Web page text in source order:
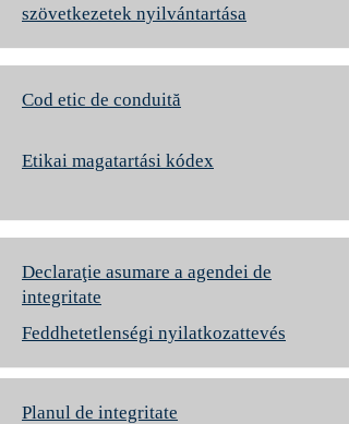
szövetkezetek nyilvántartása
Cod etic de conduită
Etikai magatartási kódex
Declaraţie asumare a agendei de
integritate
Feddhetetlenségi nyilatkozattevés
Planul de integritate